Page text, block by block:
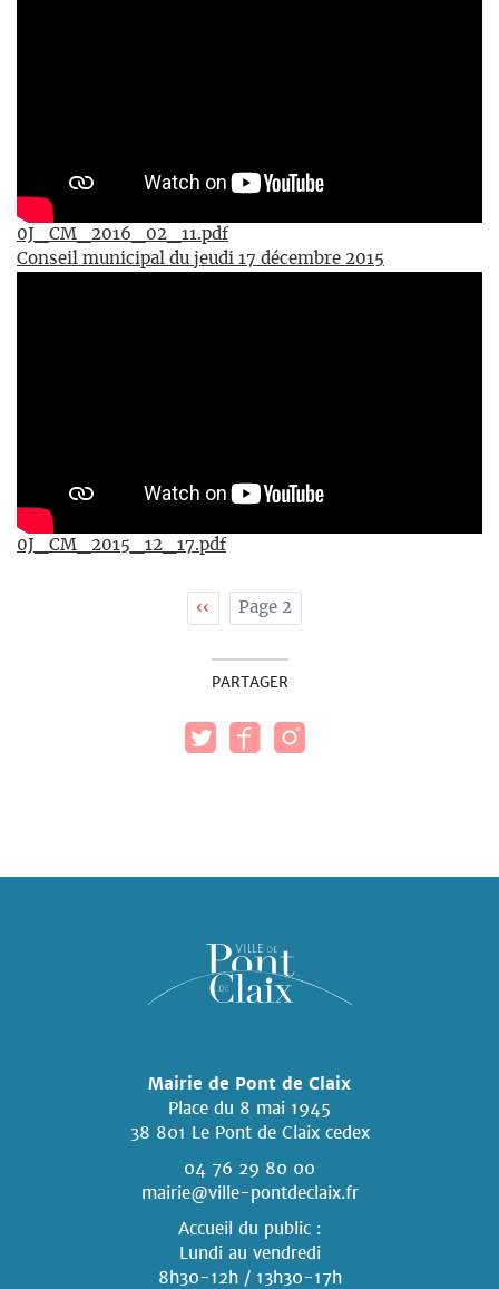
0J_CM_2016_02_11.pdf
Conseil municipal du jeudi 17 décembre 2015
0J_CM_2015_12_17.pdf
Page
précédente
‹‹ Page 2
PARTAGER
Mairie de Pont de Claix
Place du 8 mai 1945
38 801 Le Pont de Claix cedex
04 76 29 80 00
mairie@ville-pontdeclaix.fr
Accueil du public :
Lundi au vendredi
8h30-12h / 13h30-17h